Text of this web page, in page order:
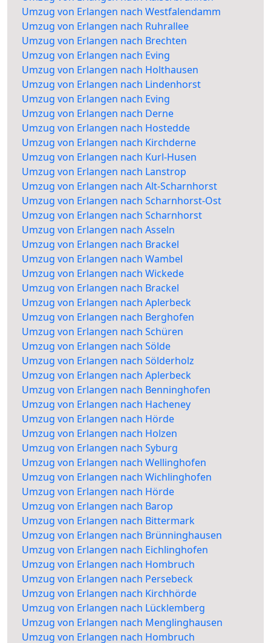
Umzug von Erlangen nach Westfalendamm
Umzug von Erlangen nach Ruhrallee
Umzug von Erlangen nach Brechten
Umzug von Erlangen nach Eving
Umzug von Erlangen nach Holthausen
Umzug von Erlangen nach Lindenhorst
Umzug von Erlangen nach Eving
Umzug von Erlangen nach Derne
Umzug von Erlangen nach Hostedde
Umzug von Erlangen nach Kirchderne
Umzug von Erlangen nach Kurl-Husen
Umzug von Erlangen nach Lanstrop
Umzug von Erlangen nach Alt-Scharnhorst
Umzug von Erlangen nach Scharnhorst-Ost
Umzug von Erlangen nach Scharnhorst
Umzug von Erlangen nach Asseln
Umzug von Erlangen nach Brackel
Umzug von Erlangen nach Wambel
Umzug von Erlangen nach Wickede
Umzug von Erlangen nach Brackel
Umzug von Erlangen nach Aplerbeck
Umzug von Erlangen nach Berghofen
Umzug von Erlangen nach Schüren
Umzug von Erlangen nach Sölde
Umzug von Erlangen nach Sölderholz
Umzug von Erlangen nach Aplerbeck
Umzug von Erlangen nach Benninghofen
Umzug von Erlangen nach Hacheney
Umzug von Erlangen nach Hörde
Umzug von Erlangen nach Holzen
Umzug von Erlangen nach Syburg
Umzug von Erlangen nach Wellinghofen
Umzug von Erlangen nach Wichlinghofen
Umzug von Erlangen nach Hörde
Umzug von Erlangen nach Barop
Umzug von Erlangen nach Bittermark
Umzug von Erlangen nach Brünninghausen
Umzug von Erlangen nach Eichlinghofen
Umzug von Erlangen nach Hombruch
Umzug von Erlangen nach Persebeck
Umzug von Erlangen nach Kirchhörde
Umzug von Erlangen nach Lücklemberg
Umzug von Erlangen nach Menglinghausen
Umzug von Erlangen nach Hombruch